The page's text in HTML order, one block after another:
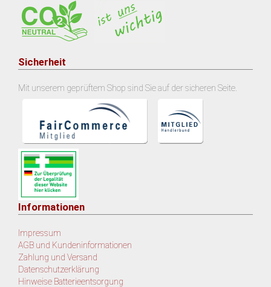
Sicherheit
Mit unserem geprüftem Shop sind Sie auf der sicheren Seite.
Informationen
Impressum
AGB und Kundeninformationen
Zahlung und Versand
Datenschutzerklärung
Hinweise Batterieentsorgung